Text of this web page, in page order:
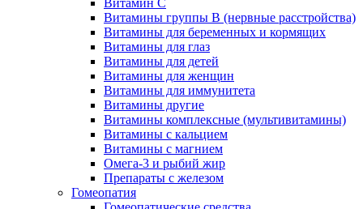
Витамин С
Витамины группы В (нервные расстройства)
Витамины для беременных и кормящих
Витамины для глаз
Витамины для детей
Витамины для женщин
Витамины для иммунитета
Витамины другие
Витамины комплексные (мультивитамины)
Витамины с кальцием
Витамины с магнием
Омега-3 и рыбий жир
Препараты с железом
Гомеопатия